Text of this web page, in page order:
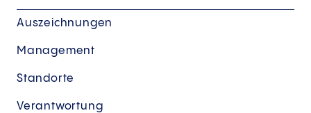
Auszeichnungen
Management
Standorte
Verantwortung